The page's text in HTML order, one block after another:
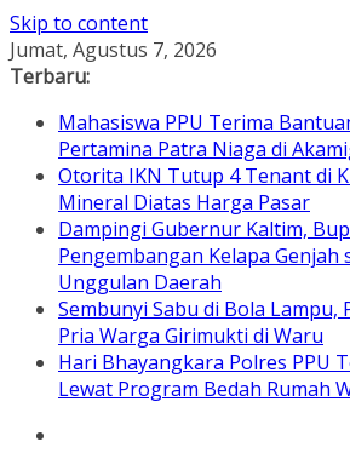
Skip to content
Jumat, Agustus 7, 2026
Terbaru:
Mahasiswa PPU Terima
Pertamina Patra Niaga di
Otorita IKN Tutup 4 Tenant di
Mineral Diatas Harga Pasar
Dampingi Gubernur Kaltim,
Pengembangan Kelapa Genjah
Unggulan Daerah
Sembunyi Sabu di Bola Lampu,
Pria Warga Girimukti di Waru
Hari Bhayangkara Polres PPU
Lewat Program Bedah Rumah